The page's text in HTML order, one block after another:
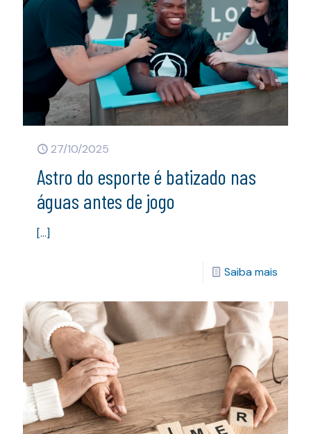
27/10/2025
Astro do esporte é batizado nas
águas antes de jogo
[…]
Saiba mais